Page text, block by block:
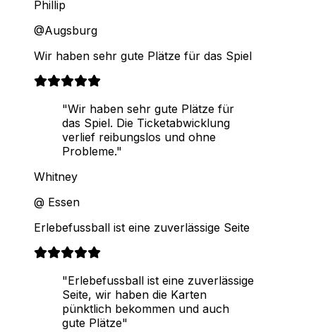
Phillip
@Augsburg
Wir haben sehr gute Plätze für das Spiel
"Wir haben sehr gute Plätze für
das Spiel. Die Ticketabwicklung
verlief reibungslos und ohne
Probleme."
Whitney
@ Essen
Erlebefussball ist eine zuverlässige Seite
"Erlebefussball ist eine zuverlässige
Seite, wir haben die Karten
pünktlich bekommen und auch
gute Plätze"